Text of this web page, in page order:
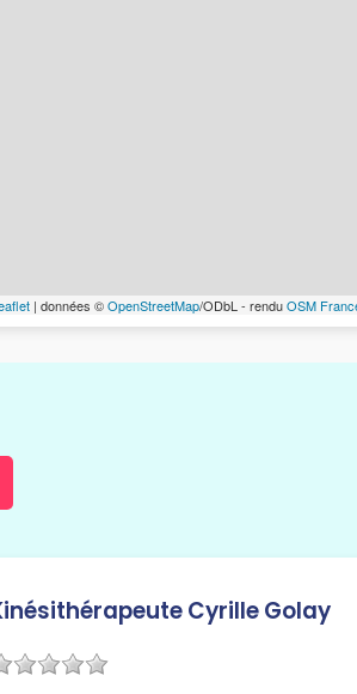
| données ©OpenStreetMap/ODbL - renduOSM
Cyrille Golay